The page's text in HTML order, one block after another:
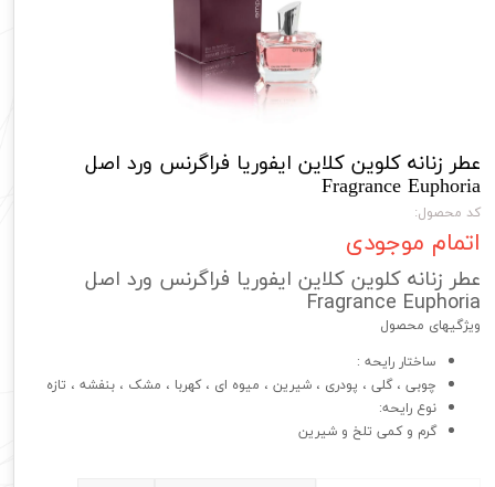
عطر زنانه کلوين کلاين ایفوریا فراگرنس ورد اصل
Fragrance Euphoria
کد محصول:
اتمام موجودی
عطر زنانه کلوين کلاين ایفوریا فراگرنس ورد اصل
Fragrance Euphoria
ویژگیهای محصول
ساختار رایحه :
چوبی ، گلی ، پودری ، شیرین ، میوه ای ، کهربا ، مشک ، بنفشه ، تازه
نوع رایحه:
گرم و کمی تلخ و شیرین